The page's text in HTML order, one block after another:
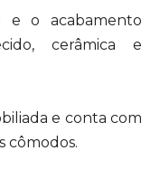
o acabamento
cerâmica e
e conta com
cômodos.